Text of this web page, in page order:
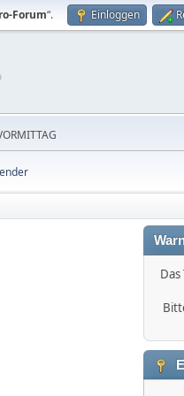
Forum“. Einloggen